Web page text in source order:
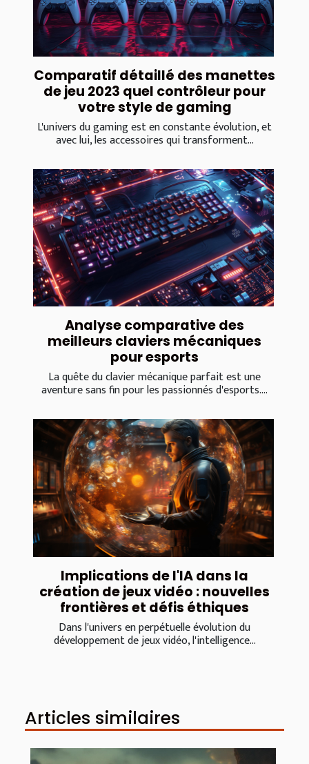
Comparatif détaillé des manettes
de jeu 2023 quel contrôleur pour
votre style de gaming
L'univers du gaming est en constante évolution, et
avec lui, les accessoires qui transforment...
Analyse comparative des
meilleurs claviers mécaniques
pour esports
La quête du clavier mécanique parfait est une
aventure sans fin pour les passionnés d'esports....
Implications de l'IA dans la
création de jeux vidéo : nouvelles
frontières et défis éthiques
Dans l'univers en perpétuelle évolution du
développement de jeux vidéo, l'intelligence...
Articles similaires